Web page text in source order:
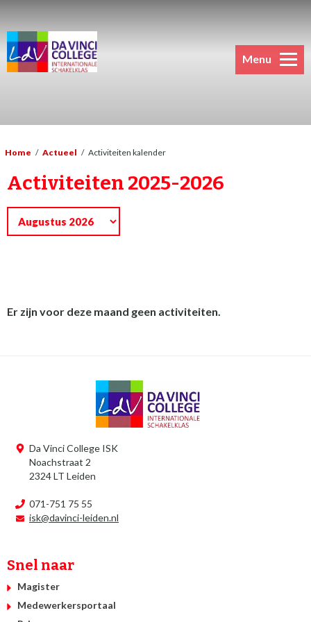
Menu
Home / Actueel / Activiteiten kalender
Activiteiten 2025-2026
Er zijn voor deze maand geen activiteiten.
Da Vinci College ISK
Noachstraat 2
2324 LT Leiden
071-751 75 55
isk@davinci-leiden.nl
Snel naar
Magister
Medewerkersportaal